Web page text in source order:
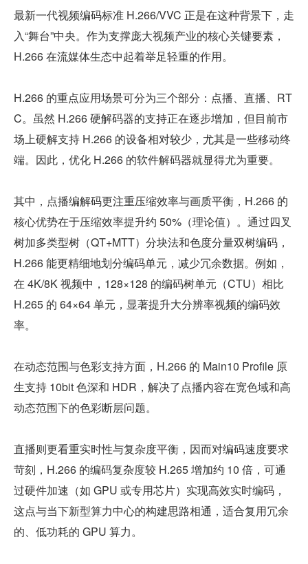
最新一代视频编码标准 H.266/VVC 正是在这种背景下，走
入“舞台”中央。作为支撑庞大视频产业的核心关键要素，
H.266 在流媒体生态中起着举足轻重的作用。
H.266 的重点应用场景可分为三个部分：点播、直播、RT
C。虽然 H.266 硬解码器的支持正在逐步增加，但目前市
场上硬解支持 H.266 的设备相对较少，尤其是一些移动终
端。因此，优化 H.266 的软件解码器就显得尤为重要。
其中，点播编解码更注重压缩效率与画质平衡，H.266 的
核心优势在于压缩效率提升约 50%（理论值）。通过四叉
树加多类型树（QT+MTT）分块法和色度分量双树编码，
H.266 能更精细地划分编码单元，减少冗余数据。例如，
在 4K/8K 视频中，128×128 的编码树单元（CTU）相比
H.265 的 64×64 单元，显著提升大分辨率视频的编码效
率。
在动态范围与色彩支持方面，H.266 的 Main10 Profile 原
生支持 10bit 色深和 HDR，解决了点播内容在宽色域和高
动态范围下的色彩断层问题。
直播则更看重实时性与复杂度平衡，因而对编码速度要求
苛刻，H.266 的编码复杂度较 H.265 增加约 10 倍，可通
过硬件加速（如 GPU 或专用芯片）实现高效实时编码，
这点与当下新型算力中心的构建思路相通，适合复用冗余
的、低功耗的 GPU 算力。